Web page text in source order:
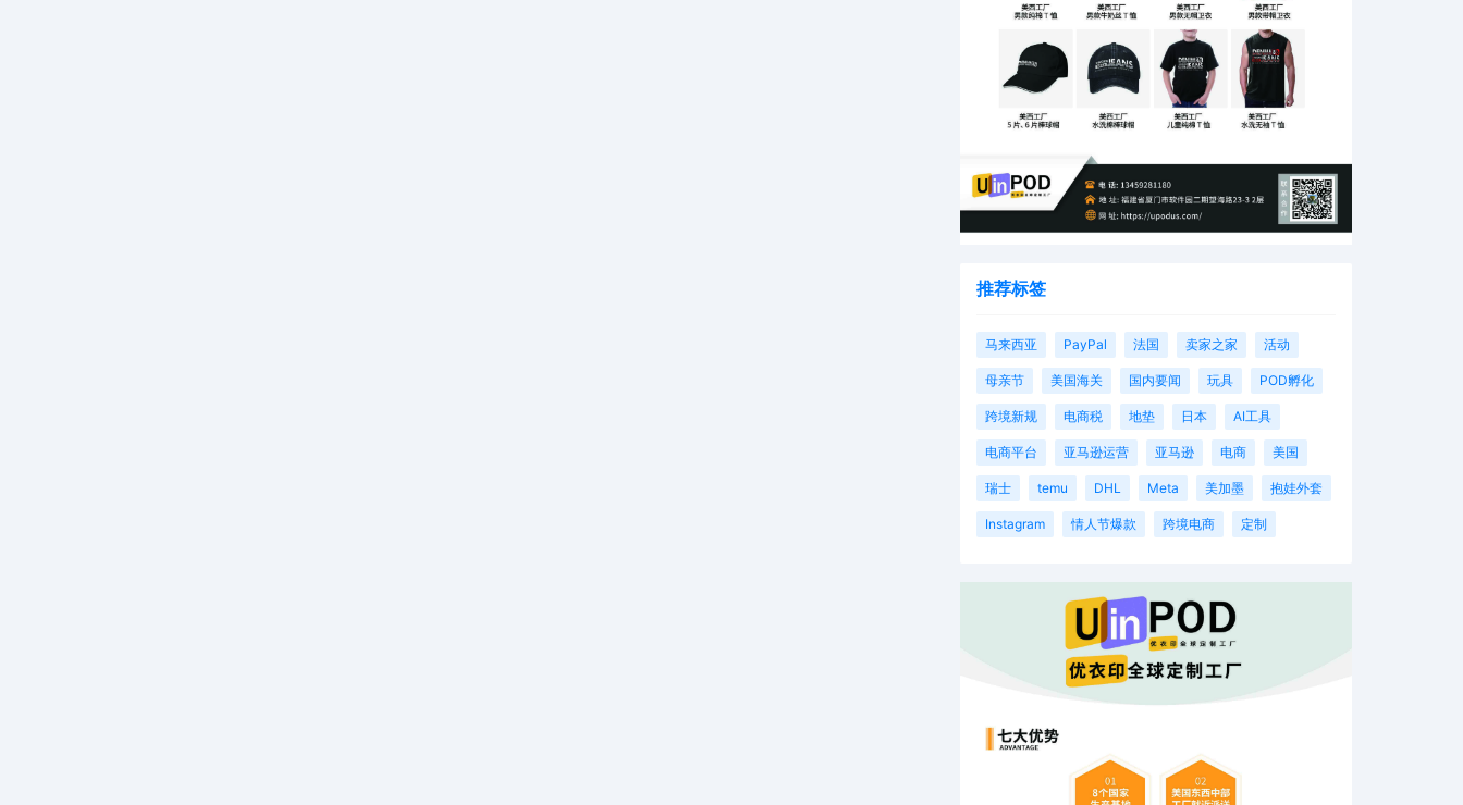
推荐标签
马来西亚 PayPal 法国 卖家之家 活动
母亲节 美国海关 国内要闻 玩具 POD孵化
跨境新规 电商税 地垫 日本 AI工具
电商平台 亚马逊运营 亚马逊 电商 美国
瑞士 temu DHL Meta 美加墨 抱娃外套
Instagram 情人节爆款 跨境电商 定制